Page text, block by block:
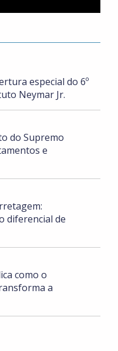
especial do 6º
Neymar Jr.
do Supremo
e
diferencial de
como o
a